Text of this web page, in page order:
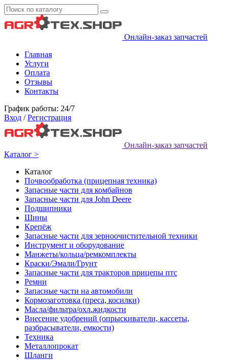
Онлайн-заказ запчастей
Главная
Услуги
Оплата
Отзывы
Контакты
График работы: 24/7
Вход / Регистрация
Онлайн-заказ запчастей
Каталог >
Каталог
Почвообработка (прицепная техника)
Запасные части для комбайнов
Запасные части для John Deere
Подшипники
Шины
Крепёж
Запасные части для зерноочистительной техники
Инструмент и оборудование
Манжеты/кольца/ремкомплекты
Краски/Эмали/Грунт
Запасные части для тракторов прицепы птс
Ремни
Запасные части на автомобили
Кормозаготовка (преса, косилки)
Масла/фильтра/охл.жидкости
Внесение удобрений (опрыскиватели, кассеты,
разбрасыватели, емкости)
Техника
Металлопрокат
Шланги